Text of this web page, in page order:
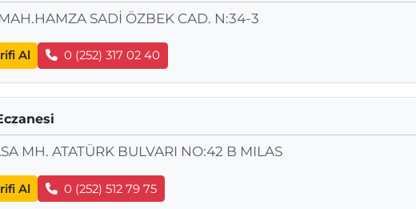
SADİ ÖZBEK CAD. N:34-3
Al 0 (252) 317 02 40
MH. ATATÜRK BULVARI NO:42 B MILAS
Al 0 (252) 512 79 75